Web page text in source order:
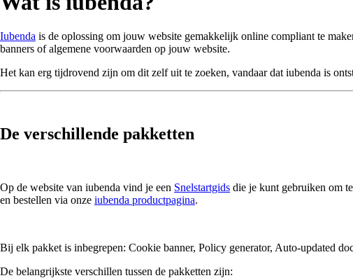
Iubenda is de oplossing om jouw website gemakkelijk online compliant te
banners of algemene voorwaarden op jouw website.
Het kan erg tijdrovend zijn om dit zelf uit te zoeken, vandaar dat iubenda is
De verschillende pakketten
Op de website van iubenda vind je een Snelstartgids die je kunt gebruiken om
en bestellen via onze iubenda productpagina.
Bij elk pakket is inbegrepen: Cookie banner, Policy generator, Auto-updated
De belangrijkste verschillen tussen de pakketten zijn: